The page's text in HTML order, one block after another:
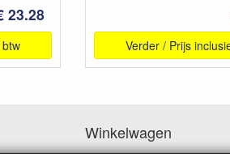
23.28
Verder / Prijs
Winkelwagen